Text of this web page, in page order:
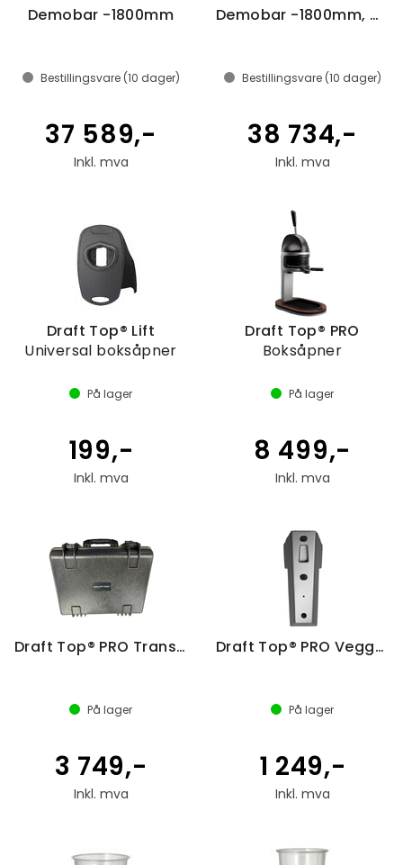
Demobar -1800mm
Bestillingsvare (10 dager)
37 589,-
Inkl. mva
Demobar -1800mm, with overcounter
Bestillingsvare (10 dager)
38 734,-
Inkl. mva
Draft Top® Lift
Universal boksåpner
På lager
199,-
Inkl. mva
Draft Top® PRO
Boksåpner
På lager
8 499,-
Inkl. mva
Draft Top® PRO Transportkasse
På lager
3 749,-
Inkl. mva
Draft Top® PRO Veggbrakett
På lager
1 249,-
Inkl. mva